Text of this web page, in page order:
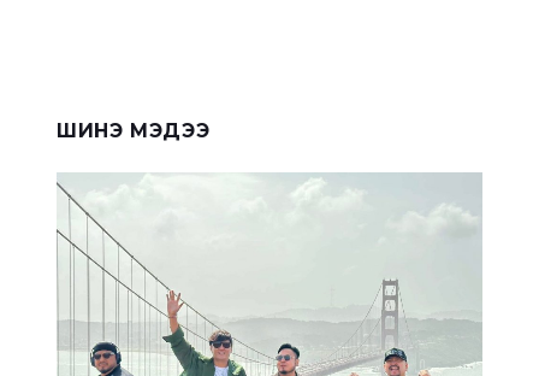
ШИНЭ МЭДЭЭ